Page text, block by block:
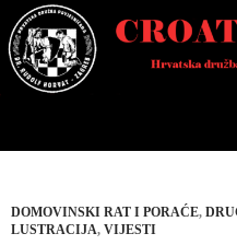
Skoči
do
sadržaja
DOMOVINSKI RAT I PORAĆE,
LUSTRACIJA, VIJESTI